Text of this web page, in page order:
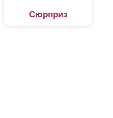
Сюрприз